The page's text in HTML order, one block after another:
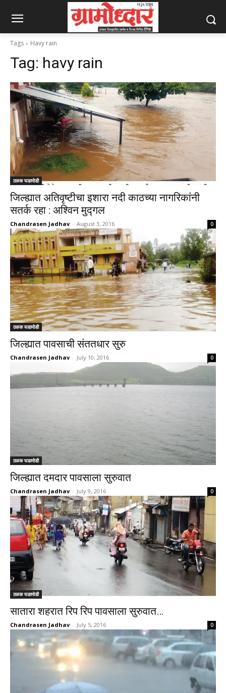
Tags Havy rain
Tag: havy rain
ठळक घडामोडी
जिल्ह्यात अतिवृष्टीचा इशारा नदी काठच्या नागरिकांनी
सतर्क रहा : अश्विन मुद्गल
Chandrasen Jadhav - August 3, 2016 0
ठळक घडामोडी
जिल्ह्यात पावसाची संततधार सुरु
Chandrasen Jadhav - July 10, 2016 0
ठळक घडामोडी
जिल्ह्यात दमदार पावसाला सुरुवात
Chandrasen Jadhav - July 9, 2016 0
ठळक घडामोडी
सातारा शहरात रिप रिप पावसाला सुरुवात…
Chandrasen Jadhav - July 5, 2016 0